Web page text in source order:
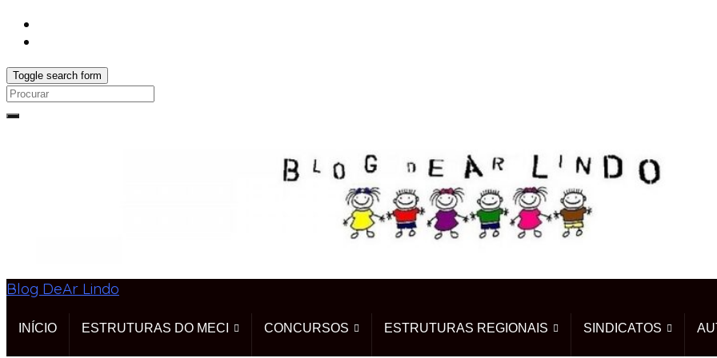
Toggle search form
Search
Blog DeAr Lindo
INÍCIO ESTRUTURAS DO MECI CONCURSOS ESTRUTURAS REGIONAIS SINDICATOS